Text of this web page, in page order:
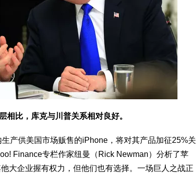
相比，库克与川普关系相对良好。
产供美国市场贩售的iPhone，将对其产品加征25%关
Finance专栏作家纽曼（Rick Newman）分析了苹
大企业握有权力，但他们也有选择。一场巨人之战正